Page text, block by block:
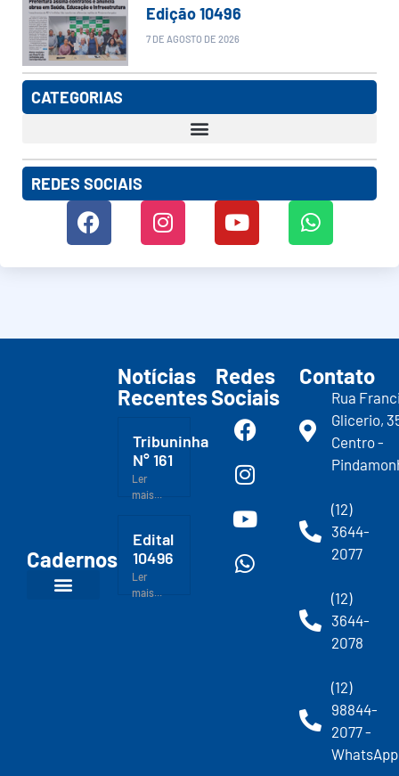
Edição 10496
7 DE AGOSTO DE 2026
CATEGORIAS
REDES SOCIAIS
Cadernos
Notícias
Recentes
Tribuninha
N° 161
Ler
mais...
Edital
10496
Ler
mais...
Redes
Sociais
Contato
Rua
Glicerio,
Centro -
(12)
3644-
2077
(12)
3644-
2078
(12)
98844-
2077 -
WhatsApp